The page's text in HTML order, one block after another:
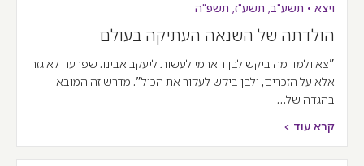
ויצא • תשע"ב, תשע"ז, תשפ"ה
הולדתה של השנאה העתיקה בעולם
"צא ולמד מה ביקש לבן הארמי לעשות ליעקב אבינו. שפרעה לא גזר
אלא על הזכרים, ולבן ביקש לעקור את הכול". מדרש זה המובא
בהגדה של…
קרא עוד >